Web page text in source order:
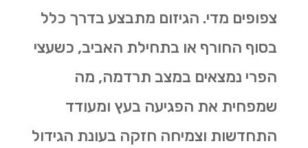
צפופים מדי. הגיזום מתבצע בדרך כלל
בסוף החורף או בתחילת האביב, כשעצי
הפרי נמצאים במצב תרדמה, מה
שמפחית את הפגיעה בעץ ומעודד
התחדשות וצמיחה חזקה בעונת הגידול